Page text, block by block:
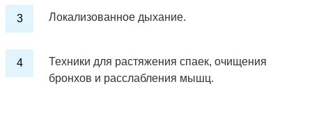
Локализованное дыхание.
Техники для растяжения спаек, очищения
бронхов и расслабления мышц.